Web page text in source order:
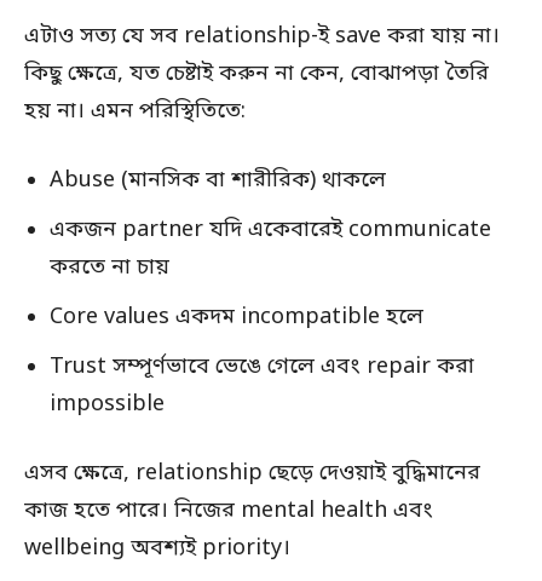
এটাও সত্য যে সব relationship-ই save করা যায় না।
কিছু ক্ষেত্রে, যত চেষ্টাই করুন না কেন, বোঝাপড়া তৈরি
হয় না। এমন পরিস্থিতিতে:
Abuse (মানসিক বা শারীরিক) থাকলে
একজন partner যদি একেবারেই communicate
করতে না চায়
Core values একদম incompatible হলে
Trust সম্পূর্ণভাবে ভেঙে গেলে এবং repair করা
impossible
এসব ক্ষেত্রে, relationship ছেড়ে দেওয়াই বুদ্ধিমানের
কাজ হতে পারে। নিজের mental health এবং
wellbeing অবশ্যই priority।